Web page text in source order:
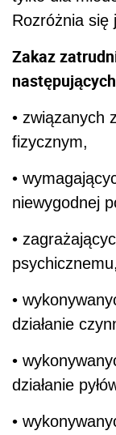
Rozróżnia się
Zakaz
• związanych
fizycznym,
•
niewygodnej
•
psychicznemu,
•
działanie
•
działanie
•